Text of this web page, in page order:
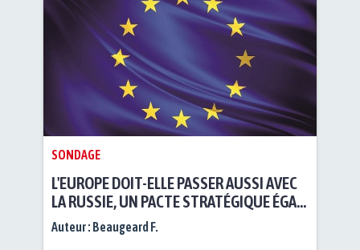
SONDAGE
L'EUROPE DOIT-ELLE PASSER AUSSI AVEC
LA RUSSIE, UN PACTE STRATÉGIQUE ÉGAL
À CELUI DE L'OTAN ?
Auteur : Beaugeard F.